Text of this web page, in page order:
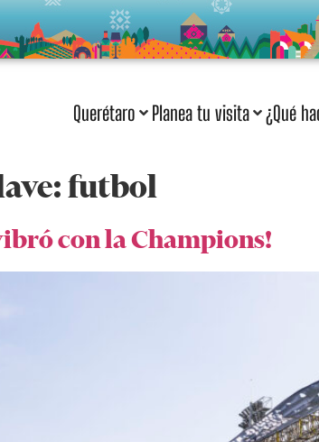
Querétaro Planea tu visita ¿Qué
futbol
con la Champions!